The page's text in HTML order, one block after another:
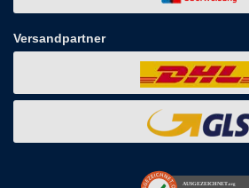
Versandpartner
AUSGEZEICHNET.org